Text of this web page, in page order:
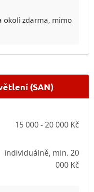
okolí zdarma, mimo
(SAN)
15 000 - 20 000 Kč
individuálně, min. 20
000 Kč